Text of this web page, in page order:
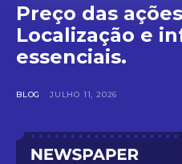
Preço das
Localização e
essenciais.
BLOG JULHO 11, 2026